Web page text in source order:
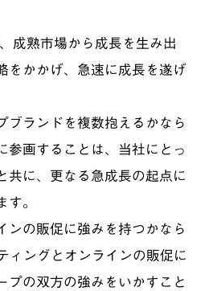
成熟市場から成長を生み出
をかかげ、急速に成長を遂げ
ブランドを複数抱えるかなら
参画することは、当社にとっ
共に、更なる急成長の起点に
す。
ンの販促に強みを持つかなら
ィングとオンラインの販促に
プの双方の強みをいかすこと